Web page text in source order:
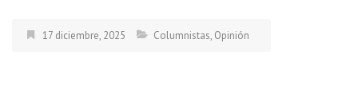
17 diciembre, 2025 Columnistas, Opinión